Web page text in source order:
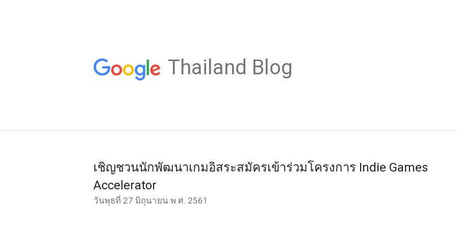
Thailand Blog
เชิญชวนนักพัฒนาเกมอิสระสมัครเข้าร่วมโครงการ Indie Games
Accelerator
วันพุธที่ 27 มิถุนายน พ.ศ. 2561